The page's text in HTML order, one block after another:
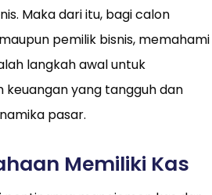
Maka dari itu, bagi calon
pemilik bisnis, memahami
langkah awal untuk
keuangan yang tangguh dan
pasar.
Memiliki Kas